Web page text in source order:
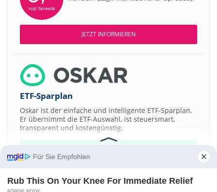
JETZT INFORMIEREN
ETF-Sparplan
Oskar ist der einfache und intelligente ETF-Sparplan.
Er übernimmt die ETF-Auswahl, ist steuersmart,
transparent und kostengünstig.
Für Sie Empfohlen
Rub This On Your Knee For Immediate Relief